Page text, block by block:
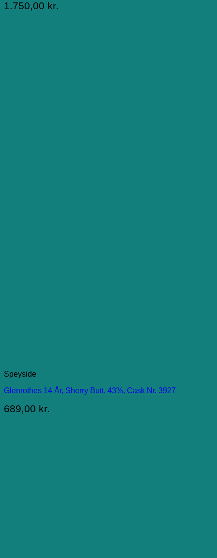
1.750,00 kr.
Speyside
Glenrothes 14 År, Sherry Butt, 43%, Cask Nr. 3927
689,00 kr.